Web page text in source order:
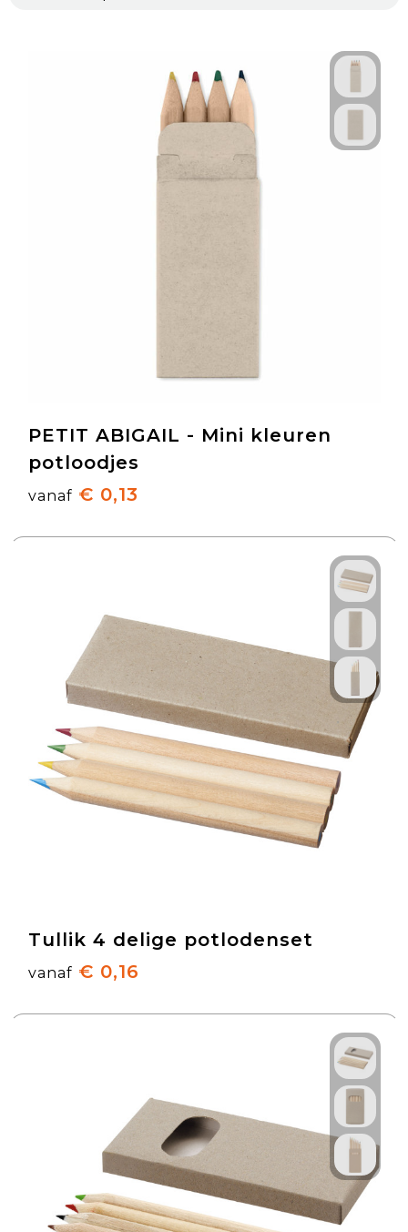
Pennen & Schrijfwaren
PETIT ABIGAIL - Mini kleuren
potloodjes
vanaf € 0,13
Tullik 4 delige potlodenset
vanaf € 0,16